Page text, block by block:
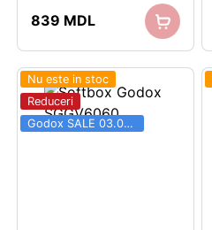
839 MDL
Nu este in stoc
Reduceri
Godox SALE 03.06 - 31.08